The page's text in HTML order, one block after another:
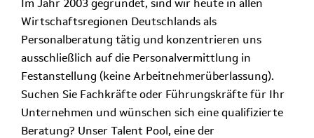
Im Jahr 2003 gegründet, sind wir heute in allen
Wirtschaftsregionen Deutschlands als
Personalberatung tätig und konzentrieren uns
ausschließlich auf die Personalvermittlung in
Festanstellung (keine Arbeitnehmerüberlassung).
Suchen Sie Fachkräfte oder Führungskräfte für Ihr
Unternehmen und wünschen sich eine qualifizierte
Beratung? Unser Talent Pool, eine der